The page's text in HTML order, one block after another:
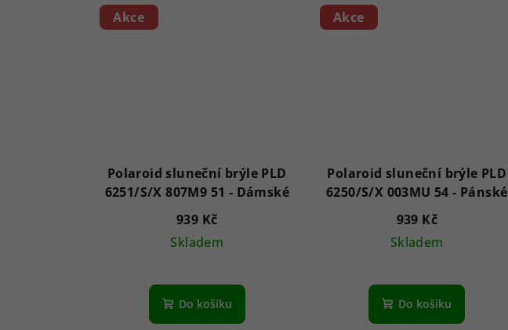
Akce
Polaroid sluneční brýle PLD
6251/S/X 807M9 51 - Dámské
939 Kč
Skladem
Do košíku
Akce
Polaroid sluneční brýle PLD
6250/S/X 003MU 54 - Pánské
939 Kč
Skladem
Do košíku